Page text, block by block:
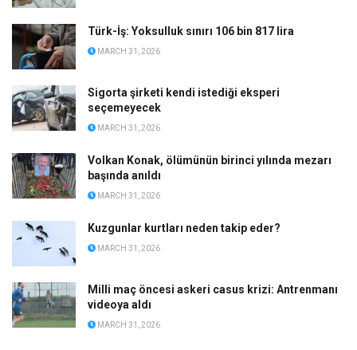
Türk-İş: Yoksulluk sınırı 106 bin 817 lira
MARCH 31, 2026
Sigorta şirketi kendi istediği eksperi
seçemeyecek
MARCH 31, 2026
Volkan Konak, ölümünün birinci yılında mezarı
başında anıldı
MARCH 31, 2026
Kuzgunlar kurtları neden takip eder?
MARCH 31, 2026
Milli maç öncesi askeri casus krizi: Antrenmanı
videoya aldı
MARCH 31, 2026